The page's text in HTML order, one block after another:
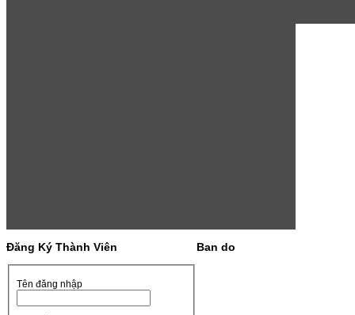
Đăng Ký Thành Viên
Tên đăng nhập
Ban do